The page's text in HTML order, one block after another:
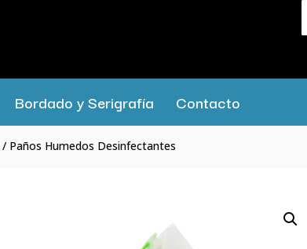
Bordado y Serigrafía Contacto
/ Paños Humedos Desinfectantes